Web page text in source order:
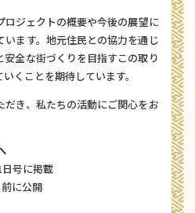
ロジェクトの概要や今後の展望に
います。地元住民との協力を通じ
安全な街づくりを目指すこの取り
くことを期待しています。
だき、私たちの活動にご関心をお
号に掲載
に公開